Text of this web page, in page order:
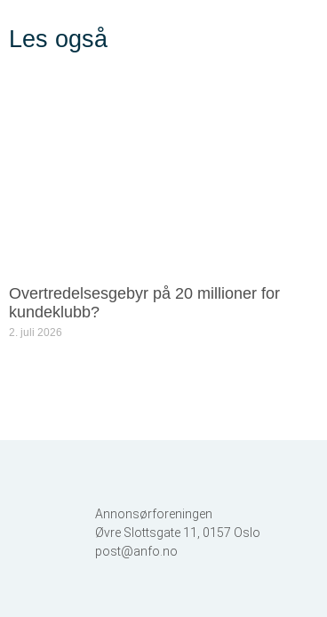
Les også
Overtredelsesgebyr på 20 millioner for
kundeklubb?
2. juli 2026
Annonsørforeningen
Øvre Slottsgate 11, 0157 Oslo
post@anfo.no